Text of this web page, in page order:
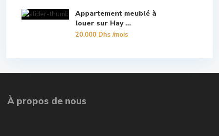
Appartement meublé à
louer sur Hay ...
20.000 Dhs/mois
À propos de nous